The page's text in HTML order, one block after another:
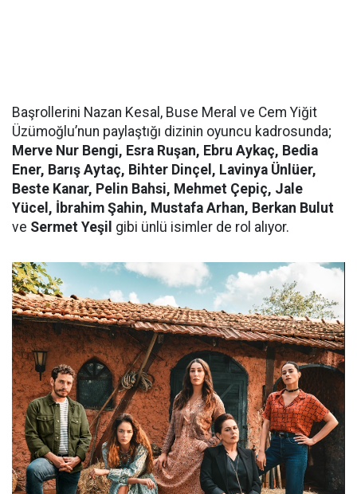
Başrollerini Nazan Kesal, Buse Meral ve Cem Yiğit
Üzümoğlu’nun paylaştığı dizinin oyuncu kadrosunda;
Merve Nur Bengi, Esra Ruşan, Ebru Aykaç, Bedia
Ener, Barış Aytaç, Bihter Dinçel, Lavinya Ünlüer,
Beste Kanar, Pelin Bahsi, Mehmet Çepiç, Jale
Yücel, İbrahim Şahin, Mustafa Arhan, Berkan Bulut
ve Sermet Yeşil gibi ünlü isimler de rol alıyor.